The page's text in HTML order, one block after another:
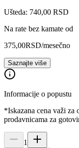
Ušteda: 740,00 RSD
Na rate bez kamate od
375,00RSD/mesečno
Saznajte više
Informacije o popustu
*Iskazana cena važi
prodavnicama za
1